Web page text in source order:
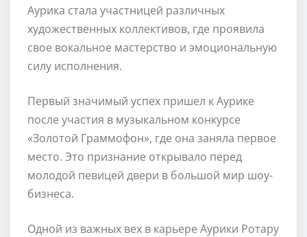
Аурика стала участницей различных
художественных коллективов, где проявила
свое вокальное мастерство и эмоциональную
силу исполнения.
Первый значимый успех пришел к Аурике
после участия в музыкальном конкурсе
«Золотой Граммофон», где она заняла первое
место. Это признание открывало перед
молодой певицей двери в большой мир шоу-
бизнеса.
Одной из важных вех в карьере Аурики Ротару